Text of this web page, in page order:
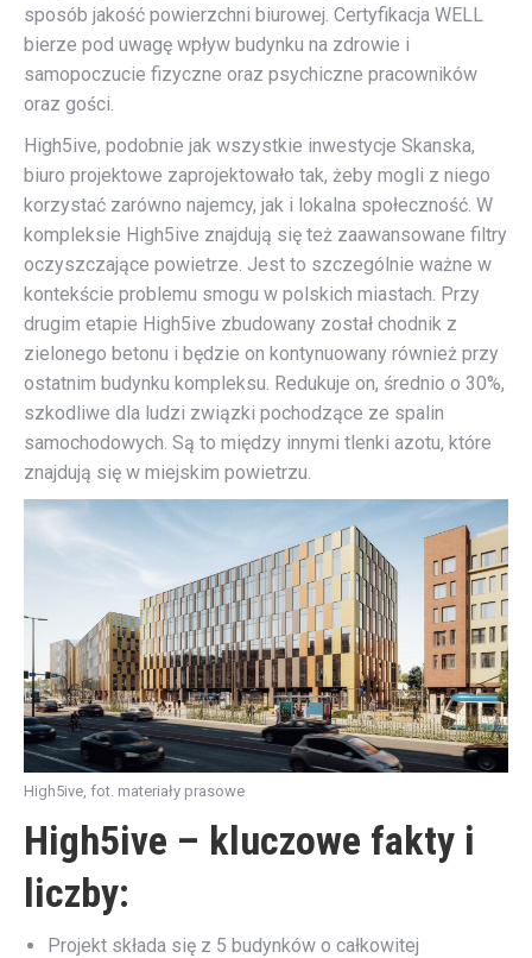
sposób jakość powierzchni biurowej. Certyfikacja WELL
bierze pod uwagę wpływ budynku na zdrowie i
samopoczucie fizyczne oraz psychiczne pracowników
oraz gości.
High5ive, podobnie jak wszystkie inwestycje Skanska,
biuro projektowe zaprojektowało tak, żeby mogli z niego
korzystać zarówno najemcy, jak i lokalna społeczność. W
kompleksie High5ive znajdują się też zaawansowane filtry
oczyszczające powietrze. Jest to szczególnie ważne w
kontekście problemu smogu w polskich miastach. Przy
drugim etapie High5ive zbudowany został chodnik z
zielonego betonu i będzie on kontynuowany również przy
ostatnim budynku kompleksu. Redukuje on, średnio o 30%,
szkodliwe dla ludzi związki pochodzące ze spalin
samochodowych. Są to między innymi tlenki azotu, które
znajdują się w miejskim powietrzu.
High5ive, fot. materiały prasowe
High5ive – kluczowe fakty i
liczby:
Projekt składa się z 5 budynków o całkowitej